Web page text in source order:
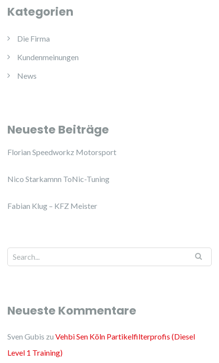
Kategorien
Die Firma
Kundenmeinungen
News
Neueste Beiträge
Florian Speedworkz Motorsport
Nico Starkamnn ToNic-Tuning
Fabian Klug – KFZ Meister
Neueste Kommentare
Sven Gubis zu Vehbi Sen Köln Partikelfilterprofis (Diesel
Level 1 Training)